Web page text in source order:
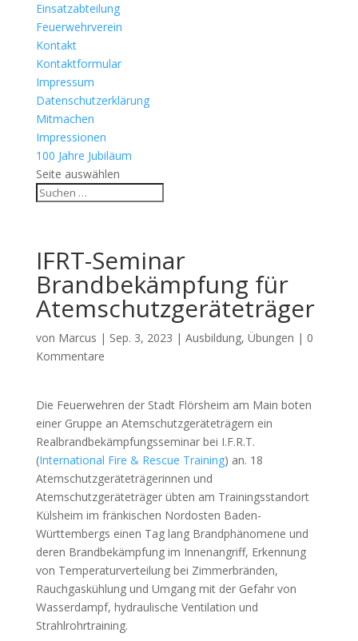
Einsatzabteilung
Feuerwehrverein
Kontakt
Kontaktformular
Impressum
Datenschutzerklärung
Mitmachen
Impressionen
100 Jahre Jubiläum
Seite auswählen
IFRT-Seminar
Brandbekämpfung für
Atemschutzgeräteträger
von Marcus | Sep. 3, 2023 | Ausbildung, Übungen | 0
Kommentare
Die Feuerwehren der Stadt Flörsheim am Main boten
einer Gruppe an Atemschutzgeräteträgern ein
Realbrandbekämpfungsseminar bei I.F.R.T.
(International Fire & Rescue Training) an. 18
Atemschutzgeräteträgerinnen und
Atemschutzgeräteträger übten am Trainingsstandort
Külsheim im fränkischen Nordosten Baden-
Württembergs einen Tag lang Brandphänomene und
deren Brandbekämpfung im Innenangriff, Erkennung
von Temperaturverteilung bei Zimmerbränden,
Rauchgaskühlung und Umgang mit der Gefahr von
Wasserdampf, hydraulische Ventilation und
Strahlrohrtraining.